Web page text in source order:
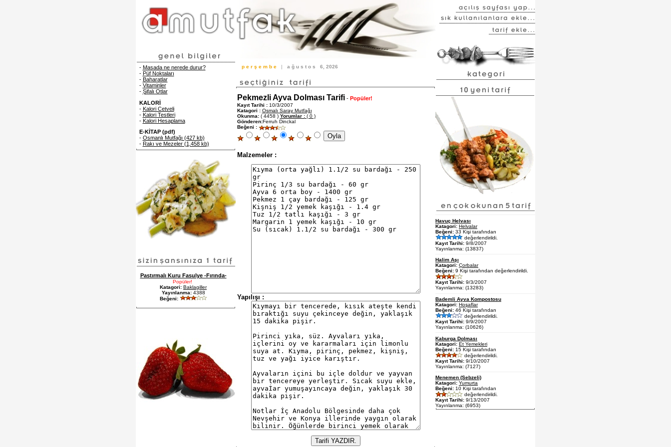
- Masada ne nerede durur?
- Püf Noktaları
- Baharatlar
- Vitaminler
- Şifalı Otlar
KALORİ
- Kalori Cetveli
- Kalori Testleri
- Kalori Hesaplama
E-KİTAP (pdf)
- Osmanlı Mutfağı (427 kb)
- Rakı ve Mezeler (1,458 kb)
Pastırmalı Kuru Fasulye -Fırında-
Popüler!
Katagori: Baklagiller
Yayınlanma: 4388
Beğeni:
p e r ş e m b e | a ğ u s t o s 6, 2026
Pekmezli Ayva Dolması Tarifi - Popüler!
Kayıt Tarihi :10/3/2007
Katagori : Osmalı Saray Mutfağı
Okunma:( 4458 ) Yorumlar :( 0 )
Gönderen:Ferruh Dinckal
Beğeni :
Malzemeler :
Yapılışı :
Havuç Helvası
Katagori: Helvalar
Beğeni: 33 Kişi tarafından
değerlendirildi.
Kayıt Tarihi: 9/8/2007
Yayınlanma: (13837)
Halim Aşı
Katagori: Çorbalar
Beğeni: 9 Kişi tarafından değerlendirildi.
Kayıt Tarihi: 9/3/2007
Yayınlanma: (13283)
Bademli Ayva Kompostosu
Katagori: Hoşaflar
Beğeni: 46 Kişi tarafından
değerlendirildi.
Kayıt Tarihi: 9/9/2007
Yayınlanma: (10626)
Kaburga Dolması
Katagori: Et Yemekleri
Beğeni: 15 Kişi tarafından
değerlendirildi.
Kayıt Tarihi: 9/10/2007
Yayınlanma: (7127)
Menemen (Sebzeli)
Katagori: Yumurta
Beğeni: 10 Kişi tarafından
değerlendirildi.
Kayıt Tarihi: 9/13/2007
Yayınlanma: (6953)